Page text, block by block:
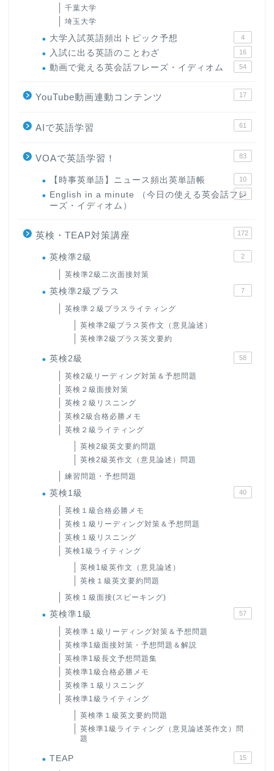
千葉大学
埼玉大学
大学入試英語頻出トピック予想 4
入試に出る英語のことわざ 16
動画で覚える英会話フレーズ・イディオム 54
YouTube動画連動コンテンツ 17
AIで英語学習 61
VOAで英語学習！ 83
【時事英単語】ニュース頻出英単語帳 10
English in a minute （今日の使える英会話フレ
ーズ・イディオム）
63
英検・TEAP対策講座 172
英検準2級 2
英検準2級二次面接対策
英検準2級プラス 7
英検準２級プラスライティング
英検準2級プラス英作文（意見論述）
英検準2級プラス英文要約
英検2級 58
英検2級リーディング対策＆予想問題
英検２級面接対策
英検２級リスニング
英検2級合格必勝メモ
英検２級ライティング
英検2級英文要約問題
英検2級英作文（意見論述）問題
練習問題・予想問題
英検1級 40
英検１級合格必勝メモ
英検１級リーディング対策＆予想問題
英検１級リスニング
英検1級ライティング
英検1級英作文（意見論述）
英検１級英文要約問題
英検１級面接(スピーキング)
英検準1級 57
英検準１級リーディング対策＆予想問題
英検準1級面接対策・予想問題＆解説
英検準1級長文予想問題集
英検準1級合格必勝メモ
英検準１級リスニング
英検準1級ライティング
英検準１級英文要約問題
英検準1級ライティング（意見論述英作文）問
題
TEAP 15